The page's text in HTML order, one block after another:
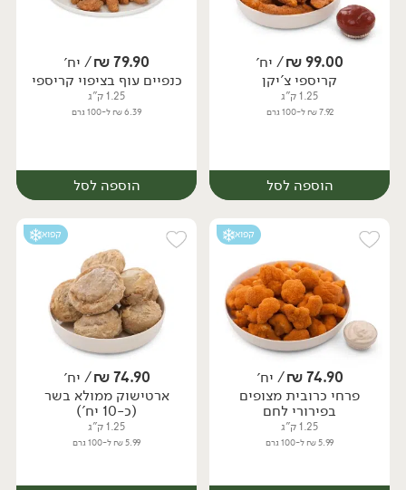
יח׳ יח׳
99.00
₪/ יח׳
קריספי צ'יקן
1.25 ק"ג
7.92 ₪ ל-100 גרם
הוספה לסל
יח׳
79.90
₪/ יח׳
כנפיים עוף בציפוי קריספי
1.25 ק"ג
6.39 ₪ ל-100 גרם
הוספה לסל
יח׳
קפוא
74.90
₪/ יח׳
פרחי כרובית מצופים
בפירורי לחם
1.25 ק"ג
5.99 ₪ ל-100 גרם
קפוא
74.90
₪/ יח׳
ארטישוק ממולא בשר
(כ-10 יח')
1.25 ק"ג
5.99 ₪ ל-100 גרם